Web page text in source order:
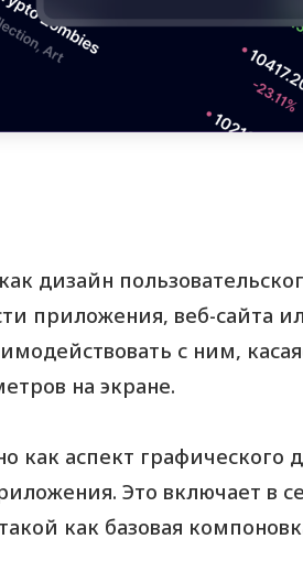
дизайн
приложения, веб-сайта
с ним,
на экране.
как аспект графического
Это включает в
как базовая